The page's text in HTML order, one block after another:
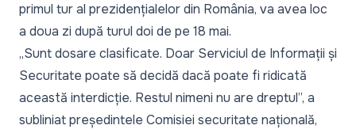
primul tur al prezidențialelor din România, va avea loc
a doua zi după turul doi de pe 18 mai.
„Sunt dosare clasificate. Doar Serviciul de Informații și
Securitate poate să decidă dacă poate fi ridicată
această interdicție. Restul nimeni nu are dreptul”, a
subliniat președintele Comisiei securitate națională,